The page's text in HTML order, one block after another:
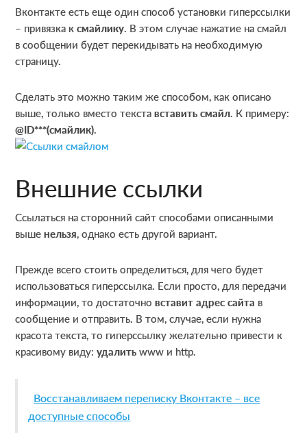
Вконтакте есть еще один способ установки гиперссылки
– привязка ксмайлику. В этом случае нажатие на смайл
в сообщении будет перекидывать на необходимую
страницу.
Сделать это можно таким же способом, как описано
выше, только вместо текставставить смайл. К примеру:
@ID***(смайлик).
Внешние ссылки
Ссылаться на сторонний сайт способами описанными
вышенельзя, однако есть другой вариант.
Прежде всего стоить определиться, для чего будет
использоваться гиперссылка. Если просто, для передачи
информации, то достаточновставит адрес сайта в
сообщение и отправить. В том, случае, если нужна
красота текста, то гиперссылку желательно привести к
красивому виду:удалитьwww и http.
Восстанавливаем переписку Вконтакте – все
доступные способы